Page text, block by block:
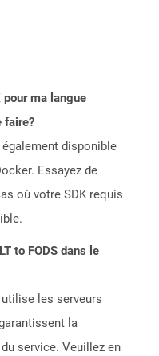
pour ma langue
faire?
disponible
Essayez de
où votre SDK requis
to FODS dans le
les serveurs
la
service. Veuillez en